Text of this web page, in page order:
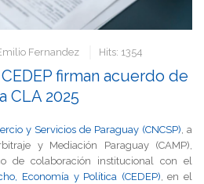
Fernandez Hits: 1354
firman acuerdo de
CLA 2025
y Servicios de Paraguay (CNCSP), a
y Mediación Paraguay (CAMP),
de colaboración institucional con el
Economía y Política (CEDEP), en el